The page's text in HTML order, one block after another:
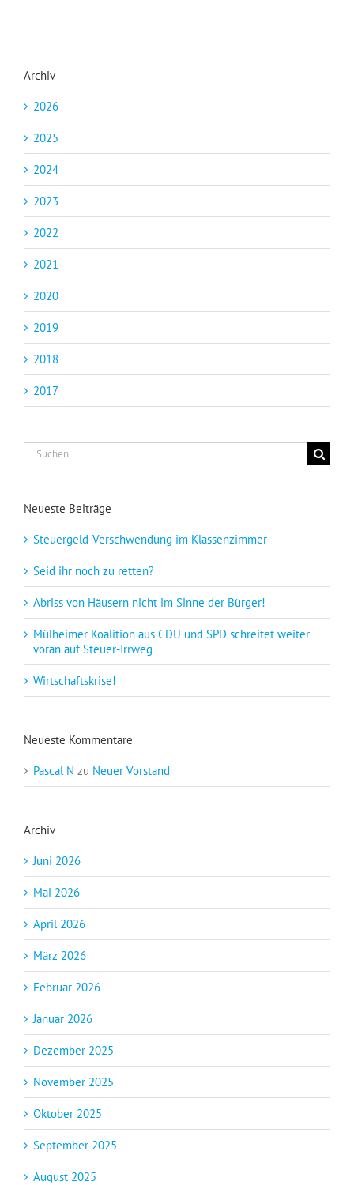
Archiv
2026
2025
2024
2023
2022
2021
2020
2019
2018
2017
Suche
nach:
Neueste Beiträge
Steuergeld-Verschwendung im Klassenzimmer
Seid ihr noch zu retten?
Abriss von Häusern nicht im Sinne der Bürger!
Mülheimer Koalition aus CDU und SPD schreitet weiter
voran auf Steuer-Irrweg
Wirtschaftskrise!
Neueste Kommentare
Pascal N zu Neuer Vorstand
Archiv
Juni 2026
Mai 2026
April 2026
März 2026
Februar 2026
Januar 2026
Dezember 2025
November 2025
Oktober 2025
September 2025
August 2025